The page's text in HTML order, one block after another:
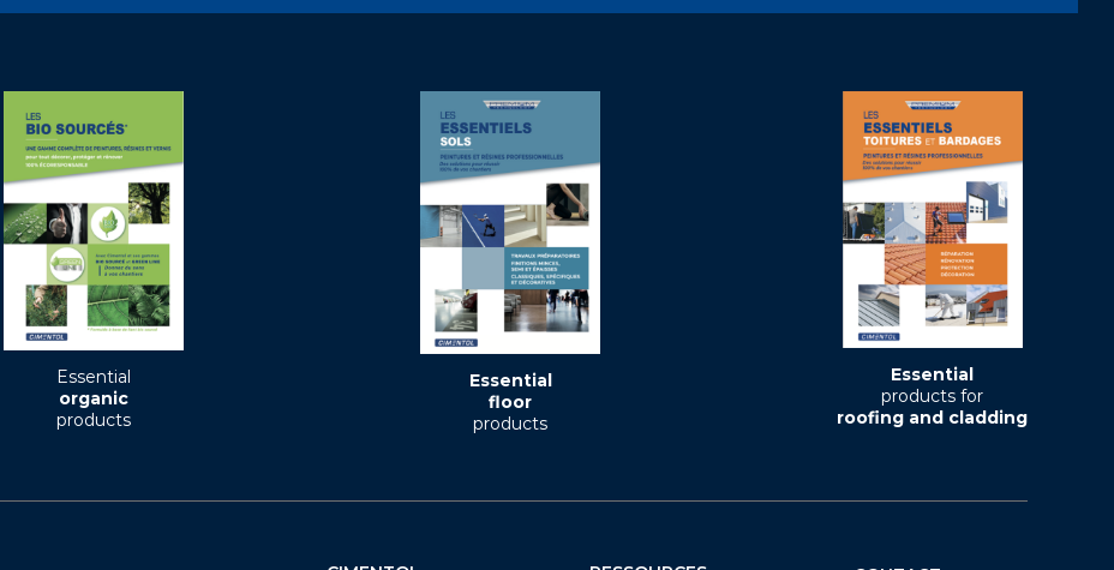
Essential
organic
products
Essential
floor
products
Essential
products for
roofing and cladding